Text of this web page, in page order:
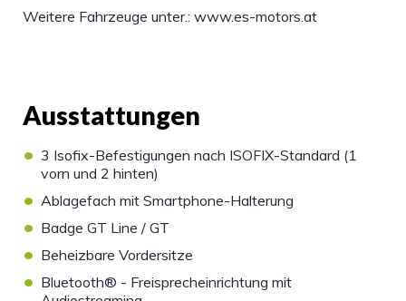
Weitere Fahrzeuge unter.: www.es-motors.at
Ausstattungen
• 3 Isofix-Befestigungen nach ISOFIX-Standard (1
vorn und 2 hinten)
• Ablagefach mit Smartphone-Halterung
• Badge GT Line / GT
• Beheizbare Vordersitze
• Bluetooth® - Freisprecheinrichtung mit